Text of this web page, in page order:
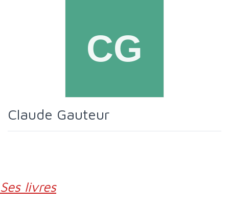
Claude Gauteur
Ses livres